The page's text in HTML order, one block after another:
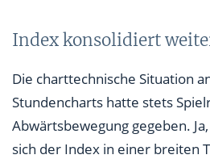
Index konsolidiert
Die charttechnische Situation
Stundencharts hatte stets
Abwärtsbewegung gegeben.
sich der Index in einer breiten